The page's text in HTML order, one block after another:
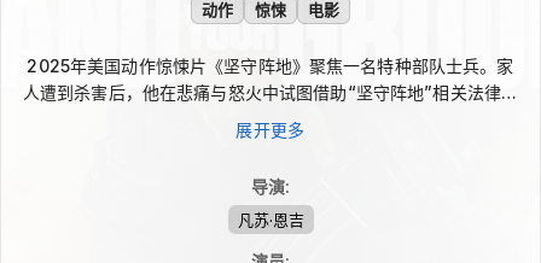
动作 惊悚 电影
2025年美国动作惊悚片《坚守阵地》聚焦一名特种部队士兵。家
人遭到杀害后，他在悲痛与怒火中试图借助“坚守阵地”相关法律，
为亲人之死展开复仇。影片围绕法律边界、个人正义与暴力反击之
间的冲突展开，呈现一场充满紧张感的复仇行动。
展开更多
导演:
凡苏·恩吉